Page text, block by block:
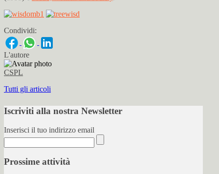
Condividi:
L'autore
CSPL
Tutti gli articoli
Iscriviti alla nostra Newsletter
Inserisci il tuo indirizzo email
Prossime attività